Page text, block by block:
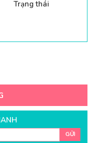
Trạng thái
GỬI